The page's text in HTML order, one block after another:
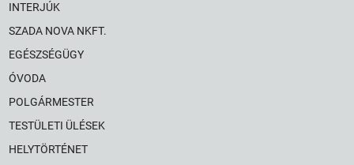
INTERJÚK
SZADA NOVA NKFT.
EGÉSZSÉGÜGY
ÓVODA
POLGÁRMESTER
TESTÜLETI ÜLÉSEK
HELYTÖRTÉNET